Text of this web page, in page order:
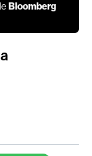
Bloomberg